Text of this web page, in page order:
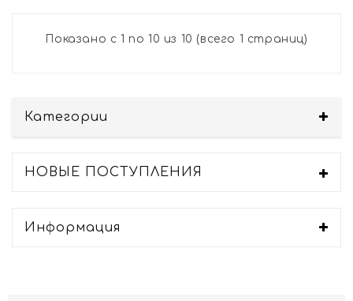
Показано с 1 по 10 из 10 (всего 1 страниц)
Категории
НОВЫЕ ПОСТУПЛЕНИЯ
Информация